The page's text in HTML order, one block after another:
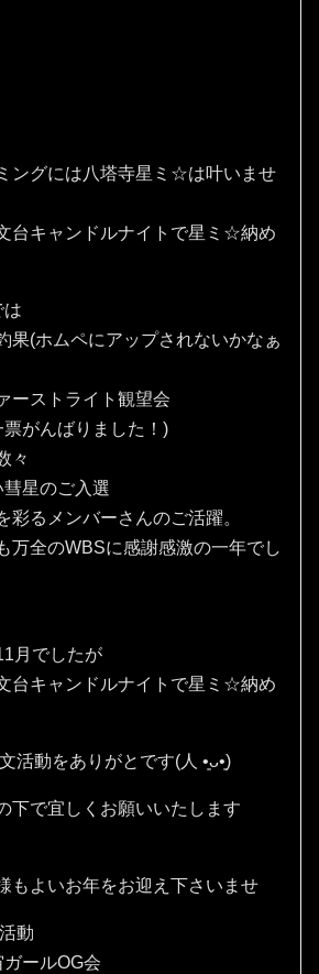
ングには八塔寺星ミ☆は叶いませ
台キャンドルナイトで星ミ☆納め
は
果(ホムペにアップされないかなぁ
ーストライト観望会
がんばりました！)
々
星のご入選
彩るメンバーさんのご活躍。
万全のWBSに感謝感激の一年でし
月でしたが
台キャンドルナイトで星ミ☆納め
活動をありがとです(⁠人⁠ ⁠•͈⁠ᴗ⁠•͈⁠)
下で宜しくお願いいたします
もよいお年をお迎え下さいませ
動
ールOG会